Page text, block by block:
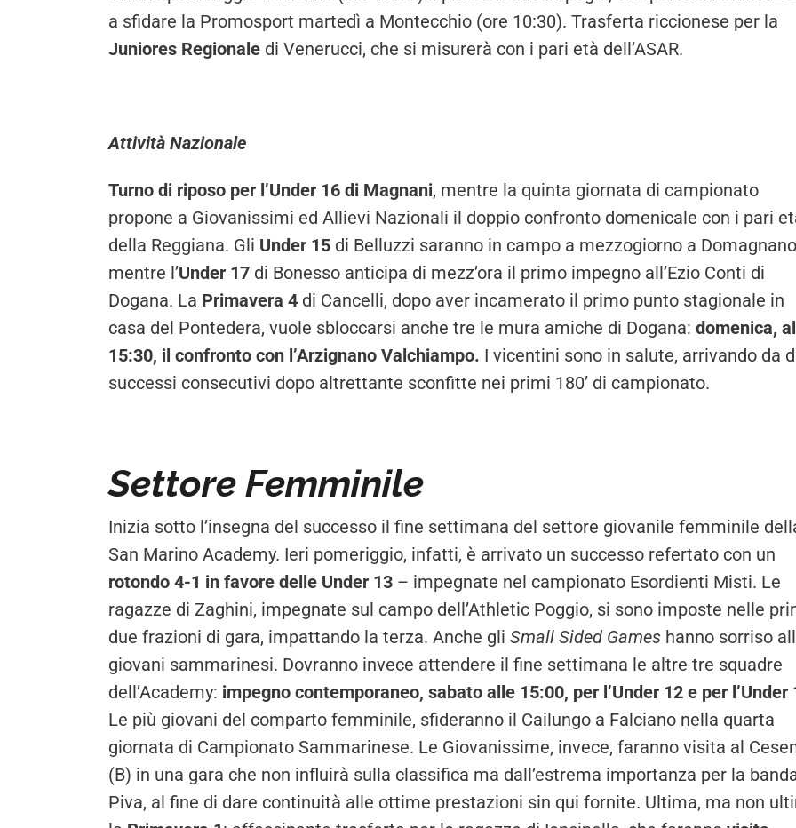
a sfidare la Promosport martedì a Montecchio (ore 10:30). Trasferta riccionese per la
Juniores Regionale di Venerucci, che si misurerà con i pari età dell’ASAR.
Attività Nazionale
Turno di riposo per l’Under 16 di Magnani, mentre la quinta giornata di campionato
propone a Giovanissimi ed Allievi Nazionali il doppio confronto domenicale con i pari
della Reggiana. Gli Under 15 di Belluzzi saranno in campo a mezzogiorno a
mentre l’Under 17 di Bonesso anticipa di mezz’ora il primo impegno all’Ezio Conti di
Dogana. La Primavera 4 di Cancelli, dopo aver incamerato il primo punto stagionale in
casa del Pontedera, vuole sbloccarsi anche tre le mura amiche di Dogana: domenica,
15:30, il confronto con l’Arzignano Valchiampo. I vicentini sono in salute, arrivando da
successi consecutivi dopo altrettante sconfitte nei primi 180’ di campionato.
Settore Femminile
Inizia sotto l’insegna del successo il fine settimana del settore giovanile femminile
San Marino Academy. Ieri pomeriggio, infatti, è arrivato un successo refertato con un
rotondo 4-1 in favore delle Under 13 – impegnate nel campionato Esordienti Misti. Le
ragazze di Zaghini, impegnate sul campo dell’Athletic Poggio, si sono imposte nelle
due frazioni di gara, impattando la terza. Anche gli Small Sided Games hanno sorriso
giovani sammarinesi. Dovranno invece attendere il fine settimana le altre tre squadre
dell’Academy: impegno contemporaneo, sabato alle 15:00, per l’Under 12 e per l’Under
Le più giovani del comparto femminile, sfideranno il Cailungo a Falciano nella quarta
giornata di Campionato Sammarinese. Le Giovanissime, invece, faranno visita al
(B) in una gara che non influirà sulla classifica ma dall’estrema importanza per la
Piva, al fine di dare continuità alle ottime prestazioni sin qui fornite. Ultima, ma non